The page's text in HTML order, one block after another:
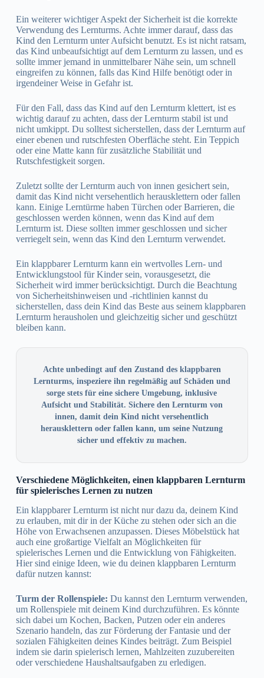
Ein weiterer wichtiger Aspekt der Sicherheit ist die korrekte
Verwendung des Lernturms. Achte immer darauf, dass das
Kind den Lernturm unter Aufsicht benutzt. Es ist nicht ratsam,
das Kind unbeaufsichtigt auf dem Lernturm zu lassen, und es
sollte immer jemand in unmittelbarer Nähe sein, um schnell
eingreifen zu können, falls das Kind Hilfe benötigt oder in
irgendeiner Weise in Gefahr ist.
Für den Fall, dass das Kind auf den Lernturm klettert, ist es
wichtig darauf zu achten, dass der Lernturm stabil ist und
nicht umkippt. Du solltest sicherstellen, dass der Lernturm auf
einer ebenen und rutschfesten Oberfläche steht. Ein Teppich
oder eine Matte kann für zusätzliche Stabilität und
Rutschfestigkeit sorgen.
Zuletzt sollte der Lernturm auch von innen gesichert sein,
damit das Kind nicht versehentlich herausklettern oder fallen
kann. Einige Lerntürme haben Türchen oder Barrieren, die
geschlossen werden können, wenn das Kind auf dem
Lernturm ist. Diese sollten immer geschlossen und sicher
verriegelt sein, wenn das Kind den Lernturm verwendet.
Ein klappbarer Lernturm kann ein wertvolles Lern- und
Entwicklungstool für Kinder sein, vorausgesetzt, die
Sicherheit wird immer berücksichtigt. Durch die Beachtung
von Sicherheitshinweisen und -richtlinien kannst du
sicherstellen, dass dein Kind das Beste aus seinem klappbaren
Lernturm herausholen und gleichzeitig sicher und geschützt
bleiben kann.
Achte unbedingt auf den Zustand des klappbaren
Lernturms, inspeziere ihn regelmäßig auf Schäden und
sorge stets für eine sichere Umgebung, inklusive
Aufsicht und Stabilität. Sichere den Lernturm von
innen, damit dein Kind nicht versehentlich
herausklettern oder fallen kann, um seine Nutzung
sicher und effektiv zu machen.
Verschiedene Möglichkeiten, einen klappbaren Lernturm
für spielerisches Lernen zu nutzen
Ein klappbarer Lernturm ist nicht nur dazu da, deinem Kind
zu erlauben, mit dir in der Küche zu stehen oder sich an die
Höhe von Erwachsenen anzupassen. Dieses Möbelstück hat
auch eine großartige Vielfalt an Möglichkeiten für
spielerisches Lernen und die Entwicklung von Fähigkeiten.
Hier sind einige Ideen, wie du deinen klappbaren Lernturm
dafür nutzen kannst:
Turm der Rollenspiele: Du kannst den Lernturm verwenden,
um Rollenspiele mit deinem Kind durchzuführen. Es könnte
sich dabei um Kochen, Backen, Putzen oder ein anderes
Szenario handeln, das zur Förderung der Fantasie und der
sozialen Fähigkeiten deines Kindes beiträgt. Zum Beispiel
indem sie darin spielerisch lernen, Mahlzeiten zuzubereiten
oder verschiedene Haushaltsaufgaben zu erledigen.